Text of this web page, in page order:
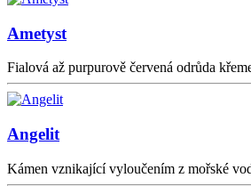
Ametyst
Fialová až purpurově červená odrůda
Angelit
Kámen vznikající vyloučením z mořské